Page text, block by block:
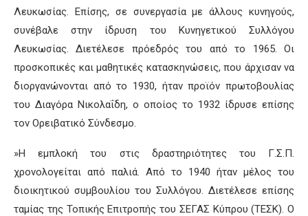
Λευκωσίας. Επίσης, σε συνεργασία με άλλους κυνηγούς,
συνέβαλε στην ίδρυση του Κυνηγετικού Συλλόγου
Λευκωσίας. Διετέλεσε πρόεδρός του από το 1965. Οι
προσκοπικές και μαθητικές κατασκηνώσεις, που άρχισαν να
διοργανώνονται από το 1930, ήταν προϊόν πρωτοβουλίας
του Διαγόρα Νικολαΐδη, ο οποίος το 1932 ίδρυσε επίσης
τον Ορειβατικό Σύνδεσμο.
»Η εμπλοκή του στις δραστηριότητες του Γ.Σ.Π.
χρονολογείται από παλιά. Από το 1940 ήταν μέλος του
διοικητικού συμβουλίου του Συλλόγου. Διετέλεσε επίσης
ταμίας της Τοπικής Επιτροπής του ΣΕΓΑΣ Κύπρου (ΤΕΣΚ). Ο